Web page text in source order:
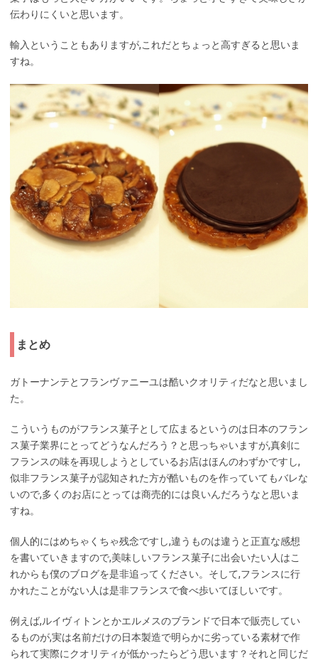
伝わりにくいと思います。
輸入ということもありますが,これだとちょっと高すぎると思いま
すね。
まとめ
ガトーナンテとフランヴァニーユは酷いクオリティだなと思いまし
た。
こういうものがフランス菓子として広まるというのは日本のフラン
ス菓子業界にとってどうなんだろう？と思っちゃいますが,真剣に
フランスの味を再現しようとしているお店はほんのわずかですし,
似非フランス菓子が認知された方が酷いものを作っていてもバレな
いので,多くのお店にとっては商売的には良いんだろうなと思いま
すね。
個人的にはめちゃくちゃ残念ですし,違うものは違うと正直な感想
を書いていきますので,美味しいフランス菓子に出会いたい人はこ
れからも僕のブログを是非追ってください。そして,フランスに行
かれたことがない人は是非フランスで食べ歩いてほしいです。
例えば,ルイヴィトンとかエルメスのブランドで日本で販売してい
るものが,実は名前だけの日本製造で明らかに劣っている素材で作
られて実際にクオリティが低かったらどう思います？それと同じだ